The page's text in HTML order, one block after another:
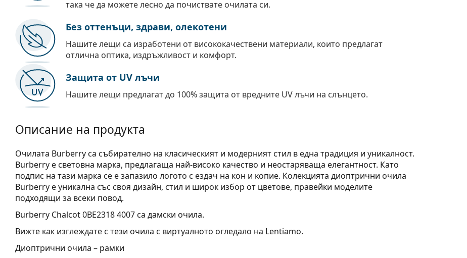
така че да можете лесно да почиствате очилата си.
Без оттенъци, здрави, олекотени
Нашите лещи са изработени от висококачествени материали, които предлагат
отлична оптика, издръжливост и комфорт.
Защита от UV лъчи
Нашите лещи предлагат до 100% защита от вредните UV лъчи на слънцето.
Описание на продукта
Oчилата Burberry са събирателно на класическият и модерният стил в една традиция и уникалност.
Burberry е световна марка, предлагаща най-високо качество и неостаряваща елегантност. Като
подпис на тази марка се е запазило логото с ездач на кон и копие. Колекцията диоптрични очила
Burberry е уникална със своя дизайн, стил и широк избор от цветове, правейки моделите
подходящи за всеки повод.
Burberry Chalcot 0BE2318 4007са дамски очила.
Вижте как изглеждате с тези очила с виртуалното огледало на Lentiamo.
Диоптрични очила – рамки